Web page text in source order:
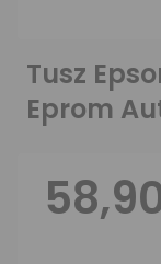
Tusz
Eprom